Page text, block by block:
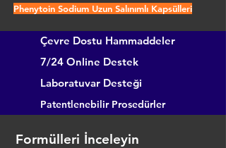
Phenytoin Sodium Uzun Salınımlı Kapsülleri
Çevre Dostu Hammaddeler
7/24 Online Destek
Laboratuvar Desteği
Patentlenebilir Prosedürler
Formülleri İnceleyin